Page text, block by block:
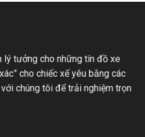
lý tưởng cho những tín đồ xe
cho chiếc xế yêu bằng các
chúng tôi để trải nghiệm trọn